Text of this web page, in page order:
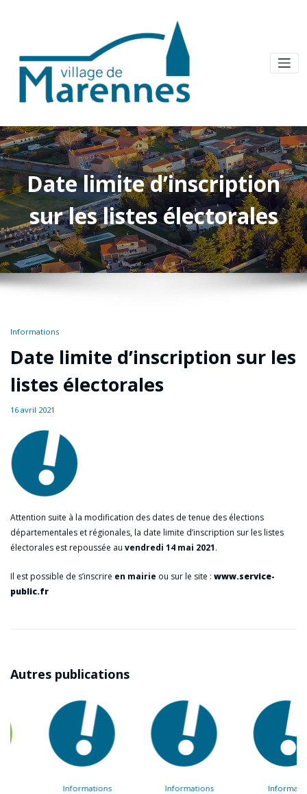
Date limite d’inscription
sur les listes électorales
Informations
Date limite d’inscription sur les
listes électorales
16 avril 2021
Attention suite à la modification des dates de tenue des élections
départementales et régionales, la date limite d’inscription sur les listes
électorales est repoussée au vendredi 14 mai 2021.
Il est possible de s’inscrire en mairie ou sur le site : www.service-
public.fr
Autres publications
Informations Informations Informations